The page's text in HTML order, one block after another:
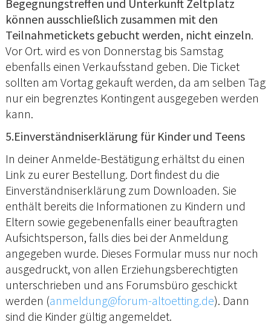
Begegnungstreffen und Unterkunft Zeltplatz
können ausschließlich zusammen mit den
Teilnahmetickets gebucht werden, nicht einzeln.
Vor Ort. wird es von Donnerstag bis Samstag
ebenfalls einen Verkaufsstand geben. Die Ticket
sollten am Vortag gekauft werden, da am selben Tag
nur ein begrenztes Kontingent ausgegeben werden
kann.
5.Einverständniserklärung für Kinder und Teens
In deiner Anmelde-Bestätigung erhältst du einen
Link zu eurer Bestellung. Dort findest du die
Einverständniserklärung zum Downloaden. Sie
enthält bereits die Informationen zu Kindern und
Eltern sowie gegebenenfalls einer beauftragten
Aufsichtsperson, falls dies bei der Anmeldung
angegeben wurde. Dieses Formular muss nur noch
ausgedruckt, von allen Erziehungsberechtigten
unterschrieben und ans Forumsbüro geschickt
werden (anmeldung@forum-altoetting.de). Dann
sind die Kinder gültig angemeldet.